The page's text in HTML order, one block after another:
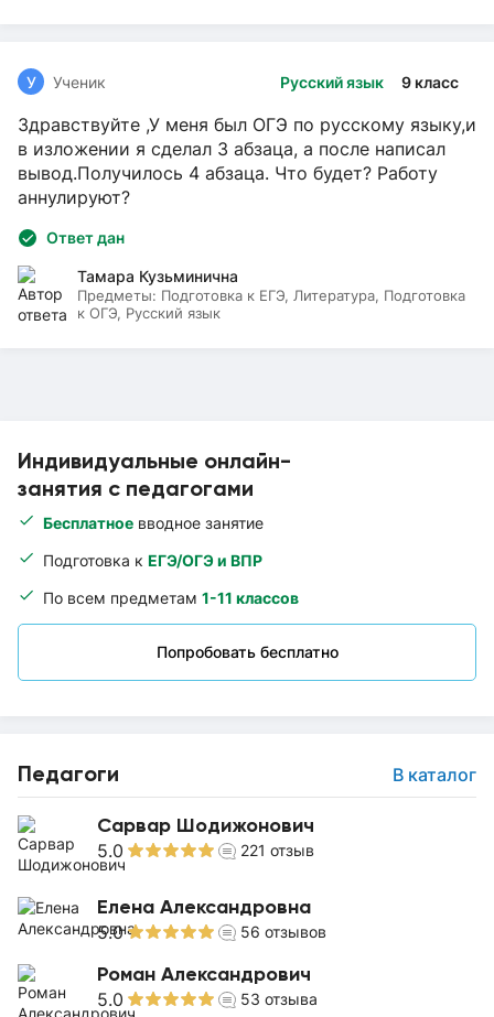
Индивидуальные онлайн-
занятия с педагогами
Бесплатное вводное занятие
Подготовка к ЕГЭ/ОГЭ и ВПР
По всем предметам 1-11 классов
Попробовать бесплатно
Педагоги В каталог
Сарвар Шодижонович
5.0 221 отзыв
Елена Александровна
5.0 56 отзывов
Роман Александрович
5.0 53 отзыва
Русский язык 9 класс
У Ученик
Здравствуйте ,У меня был ОГЭ по русскому языку,и
в изложении я сделал 3 абзаца, а после написал
вывод.Получилось 4 абзаца. Что будет? Работу
аннулируют?
Ответ дан
Тамара Кузьминична
Предметы: Подготовка к ЕГЭ, Литература, Подготовка
к ОГЭ, Русский язык